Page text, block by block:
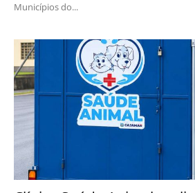
Municípios do...